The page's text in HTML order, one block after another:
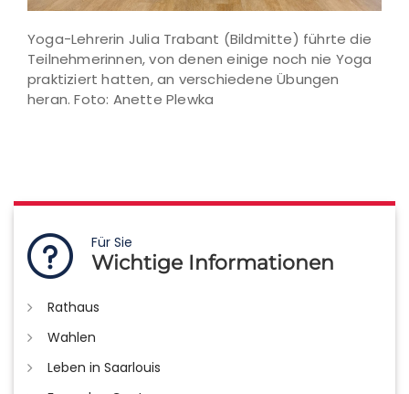
Yoga-Lehrerin Julia Trabant (Bildmitte) führte die
Teilnehmerinnen, von denen einige noch nie Yoga
praktiziert hatten, an verschiedene Übungen
heran. Foto: Anette Plewka
Für Sie
Wichtige Informationen
Rathaus
Wahlen
Leben in Saarlouis